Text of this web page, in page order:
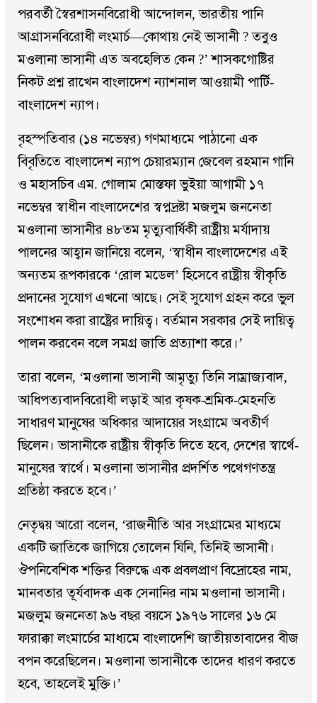
পরবর্তী স্বৈরশাসনবিরোধী আন্দোলন, ভারতীয় পানি
আগ্রাসনবিরোধী লংমার্চ—কোথায় নেই ভাসানী ? তবুও
মওলানা ভাসানী এত অবহেলিত কেন ?’ শাসকগোষ্টির
নিকট প্রশ্ন রাখেন বাংলাদেশ ন্যাশনাল আওয়ামী পার্টি-
বাংলাদেশ ন্যাপ।
বৃহস্পতিবার (১৪ নভেম্বর) গণমাধ্যমে পাঠানো এক
বিবৃতিতে বাংলাদেশ ন্যাপ চেয়ারম্যান জেবেল রহমান গানি
ও মহাসচিব এম. গোলাম মোস্তফা ভুইয়া আগামী ১৭
নভেম্বর স্বাধীন বাংলাদেশের স্বপ্নদ্রষ্টা মজলুম জননেতা
মওলানা ভাসানীর ৪৮তম মৃত্যুবার্ষিকী রাষ্ট্রীয় মর্যাদায়
পালনের আহ্বান জানিয়ে বলেন, ‘স্বাধীন বাংলাদেশের এই
অন্যতম রূপকারকে ‘রোল মডেল’ হিসেবে রাষ্ট্রীয় স্বীকৃতি
প্রদানের সুযোগ এখনো আছে। সেই সুযোগ গ্রহন করে ভুল
সংশোধন করা রাষ্ট্রের দায়িত্ব। বর্তমান সরকার সেই দায়িত্ব
পালন করবেন বলে সমগ্র জাতি প্রত্যাশা করে।’
তারা বলেন, ‘মওলানা ভাসানী আমৃত্যু তিনি সাম্রাজ্যবাদ,
আধিপত্যবাদবিরোধী লড়াই আর কৃষক-শ্রমিক-মেহনতি
সাধারণ মানুষের অধিকার আদায়ের সংগ্রামে অবতীর্ণ
ছিলেন। ভাসানীকে রাষ্ট্রীয় স্বীকৃতি দিতে হবে, দেশের স্বার্থে-
মানুষের স্বার্থে। মওলানা ভাসানীর প্রদর্শিত পথেগণতন্ত্র
প্রতিষ্ঠা করতে হবে।’
নেতৃদ্বয় আরো বলেন, ‘রাজনীতি আর সংগ্রামের মাধ্যমে
একটি জাতিকে জাগিয়ে তোলেন যিনি, তিনিই ভাসানী।
ঔপনিবেশিক শক্তির বিরুদ্ধে এক প্রবলপ্রাণ বিদ্রোহের নাম,
মানবতার তূর্যবাদক এক সেনানির নাম মওলানা ভাসানী।
মজলুম জননেতা ৯৬ বছর বয়সে ১৯৭৬ সালের ১৬ মে
ফারাক্কা লংমার্চের মাধ্যমে বাংলাদেশি জাতীয়তাবাদের বীজ
বপন করেছিলেন। মওলানা ভাসানীকে তাদের ধারণ করতে
হবে, তাহলেই মুক্তি।’